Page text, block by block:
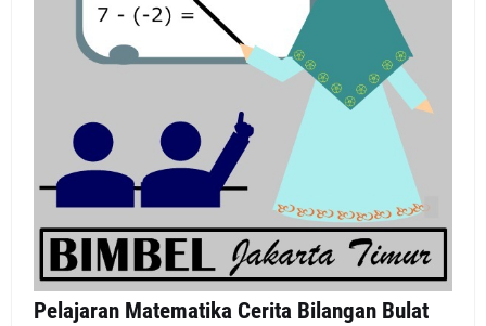
Pelajaran Matematika Cerita Bilangan Bulat